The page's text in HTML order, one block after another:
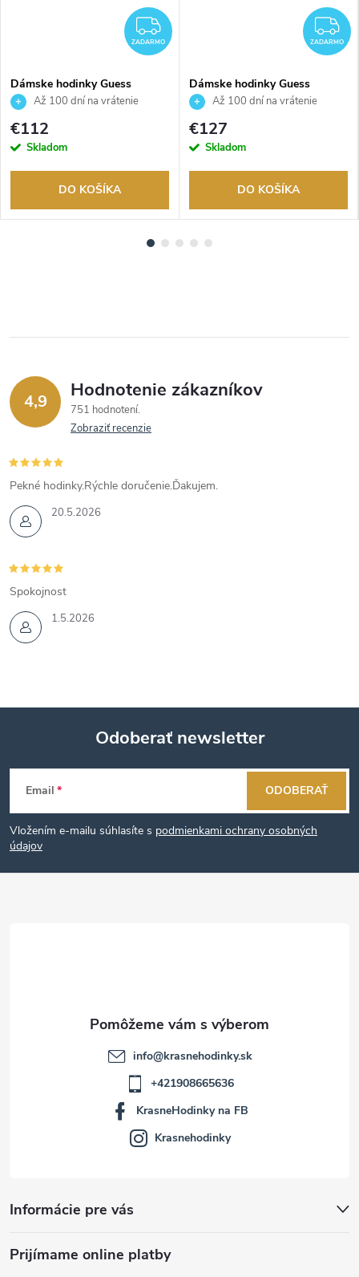
ZADARMO
ZADARMO
Dámske hodinky Guess
GW0997L1
Až 100 dní na vrátenie
tovaru. Autorizovaný predajca.
€112
Skladom
DO KOŠÍKA
ZADARMO
Dámske hodinky Guess
GW0657L2
Až 100 dní na vrátenie
tovaru. Autorizovaný predajca.
€127
Skladom
DO KOŠÍKA
4,9 Hodnotenie zákazníkov
751 hodnotení
Zobraziť recenzie
20.5.2026
Pekné hodinky.Rýchle doručenie.Ďakujem.
1.5.2026
Spokojnost
Z
á
p
Odoberať newsletter
Email
Vložením e-mailu súhlasíte s podmienkami ochrany osobných
údajov
ODOBERAŤ
Informácie pre vás
Prijímame online platby
info@krasnehodinky.sk
+421908665636
KrasneHodinky na FB
Krasnehodinky